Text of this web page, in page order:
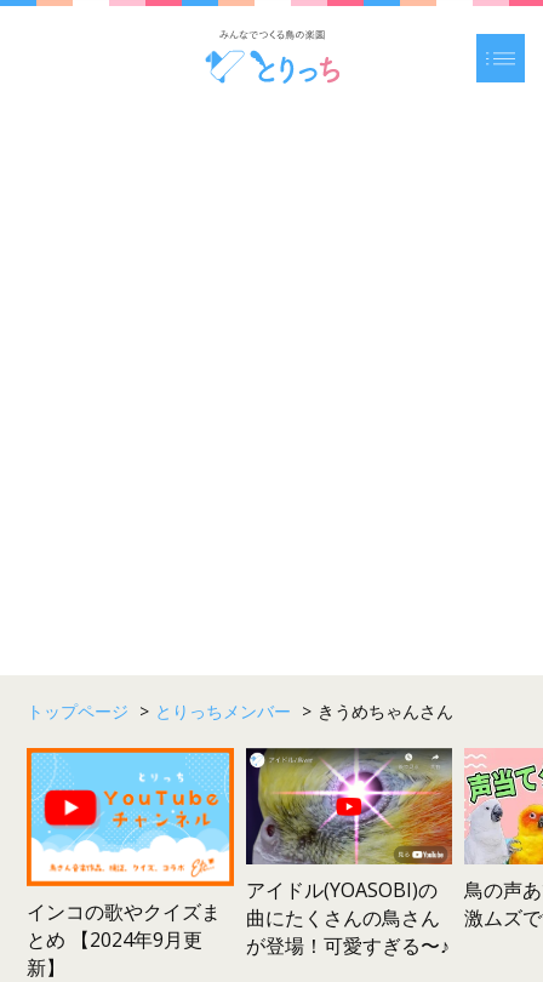
トップページ > とりっちメンバー > きうめちゃんさん
インコの歌やクイズま
とめ 【2024年9月更
新】
アイドル(YOASOBI)の
曲にたくさんの鳥さん
が登場！可愛すぎる〜♪
鳥の声
激ムズ